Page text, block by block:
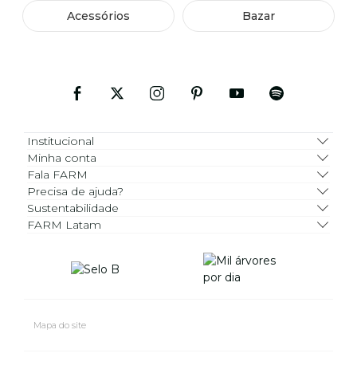
Acessórios Bazar
Institucional
Minha conta
Fala FARM
Precisa de ajuda?
Sustentabilidade
FARM Latam
Mapa do site